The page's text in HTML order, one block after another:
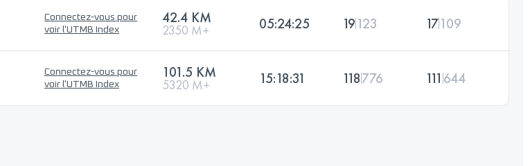
Connectez-vous pour
voir l'UTMB Index
42.4 KM
2350 M+ 05:24:25 19123 17109
Connectez-vous pour
voir l'UTMB Index
101.5 KM
5320 M+ 15:18:31 118776 111 644